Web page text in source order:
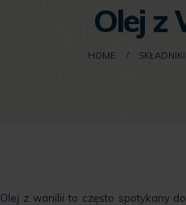
Olej z
HOME SKŁADNIKI
Olej z wanilii to często spotykany